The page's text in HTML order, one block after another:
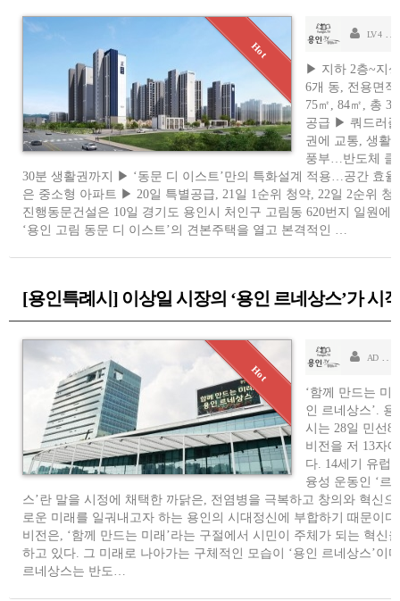
LV 4 승
▶ 지하 2층~지
6개 동, 전용면적
75㎡, 84㎡, 총
공급 ▶ 쿼드러
권에 교통, 생활
풍부…반도체 클
30분 생활권까지 ▶ ‘동문 디 이스트’만의 특화설계 적용…공간 효율
은 중소형 아파트 ▶ 20일 특별공급, 21일 1순위 청약, 22일 2순위 청
진행동문건설은 10일 경기도 용인시 처인구 고림동 620번지 일원에
‘용인 고림 동문 디 이스트’의 견본주택을 열고 본격적인 …
[용인특례시] 이상일 시장의 ‘용인 르네상스’가 시
AD 소
‘함께 만드는 미
인 르네상스’. 용
시는 28일 민선8
비전을 저 13자
다. 14세기 유럽
융성 운동인 ‘르
스’란 말을 시정에 채택한 까닭은, 전염병을 극복하고 창의와 혁신으
로운 미래를 일궈내고자 하는 용인의 시대정신에 부합하기 때문이다
비전은, ‘함께 만드는 미래’라는 구절에서 시민이 주체가 되는 혁신
하고 있다. 그 미래로 나아가는 구체적인 모습이 ‘용인 르네상스’이
르네상스는 반도…